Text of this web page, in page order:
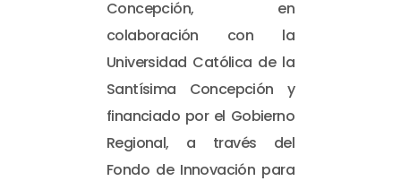
Concepción, en
colaboración con la
Universidad Católica de la
Santísima Concepción y
financiado por el Gobierno
Regional, a través del
Fondo de Innovación para